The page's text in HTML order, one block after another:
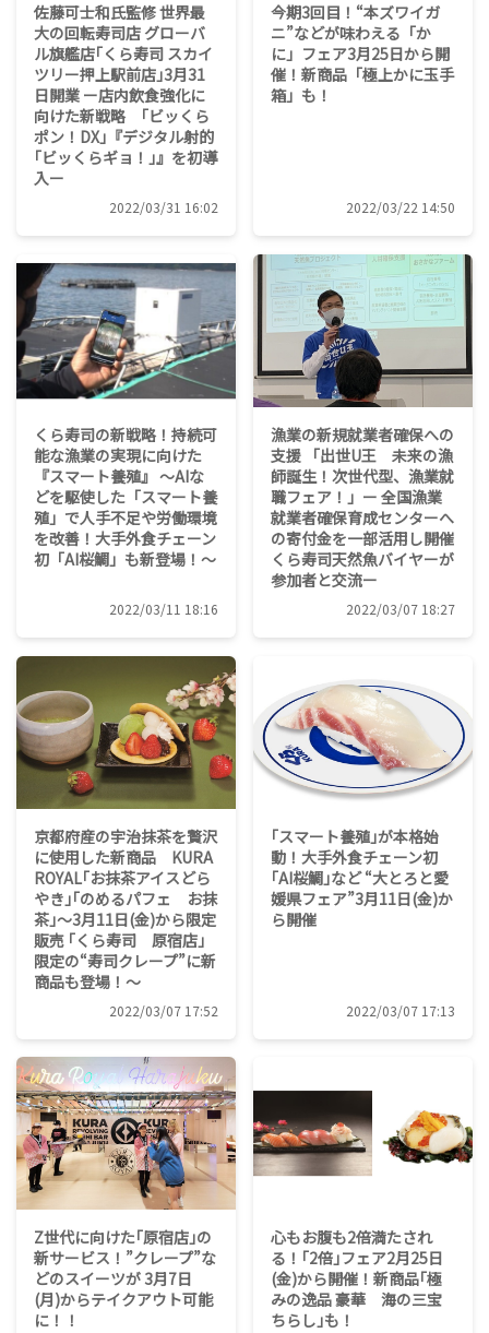
佐藤可士和氏監修 世界最
大の回転寿司店 グローバ
ル旗艦店｢くら寿司 スカイ
ツリー押上駅前店｣3月31
日開業 ー店内飲食強化に
向けた新戦略 ｢ビッくら
ポン！DX｣『デジタル射的
｢ビッくらギョ！｣』を初導
入ー
2022/03/31 16:02
今期3回目！“本ズワイガ
ニ”などが味わえる「か
に」フェア3月25日から開
催！新商品「極上かに玉手
箱」も！
2022/03/22 14:50
くら寿司の新戦略！持続可
能な漁業の実現に向けた
『スマート養殖』 ～AIな
どを駆使した「スマート養
殖」で人手不足や労働環境
を改善！大手外食チェーン
初「AI桜鯛」も新登場！～
2022/03/11 18:16
漁業の新規就業者確保への
支援 「出世U王 未来の漁
師誕生！次世代型、漁業就
職フェア！」ー 全国漁業
就業者確保育成センターへ
の寄付金を一部活用し開催
くら寿司天然魚バイヤーが
参加者と交流ー
2022/03/07 18:27
京都府産の宇治抹茶を贅沢
に使用した新商品 KURA
ROYAL｢お抹茶アイスどら
やき｣｢のめるパフェ お抹
茶｣～3月11日(金)から限定
販売 ｢くら寿司 原宿店｣
限定の“寿司クレープ”に新
商品も登場！～
2022/03/07 17:52
｢スマート養殖｣が本格始
動！大手外食チェーン初
｢AI桜鯛｣など “大とろと愛
媛県フェア”3月11日(金)か
ら開催
2022/03/07 17:13
Z世代に向けた｢原宿店｣の
新サービス！”クレープ”な
どのスイーツが 3月7日
(月)からテイクアウト可能
に！！
心もお腹も2倍満たされ
る！｢2倍｣フェア2月25日
(金)から開催！新商品｢極
みの逸品 豪華 海の三宝
ちらし｣も！